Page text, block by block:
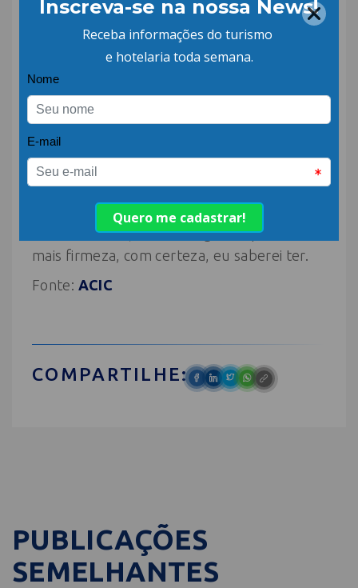
investimento que ele faz, movimenta o
comércio, a hotelaria, restaurantes,
locadoras. Isso pulveriza a renda.
Para o biênio em que a ACIC completará 79
e 80 anos, os associados e a comunidade
podem esperar uma liderança de
estabilidade. Sou conciliador. Gosto de
conversar e buscar soluções. Acima de
tudo, quero representar muito bem os
associados e a entidade. Espero fazer isso
de forma leve, com diálogo. Se precisar de
mais firmeza, com certeza, eu saberei ter.
Fonte: ACIC
COMPARTILHE:
PUBLICAÇÕES
SEMELHANTES